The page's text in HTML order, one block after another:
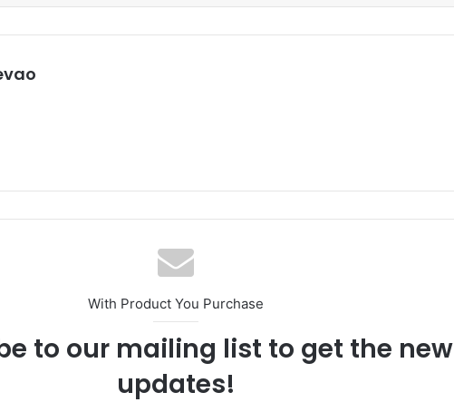
With Product You Purchase
to our mailing list to get the new
updates!